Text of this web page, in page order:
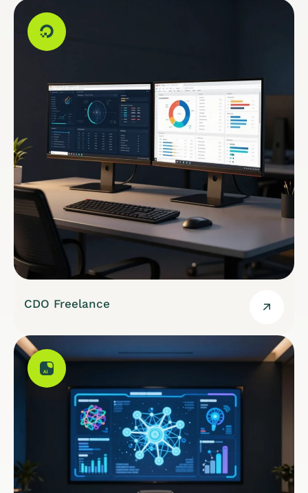
CDO Freelance